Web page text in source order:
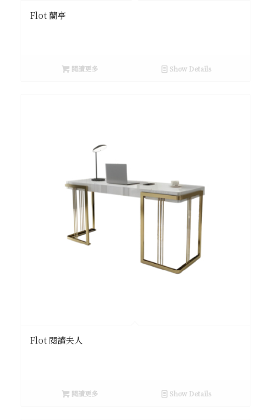
Flot 蘭亭
閱讀更多 Show Details
Flot 閱讀夫人
閱讀更多 Show Details